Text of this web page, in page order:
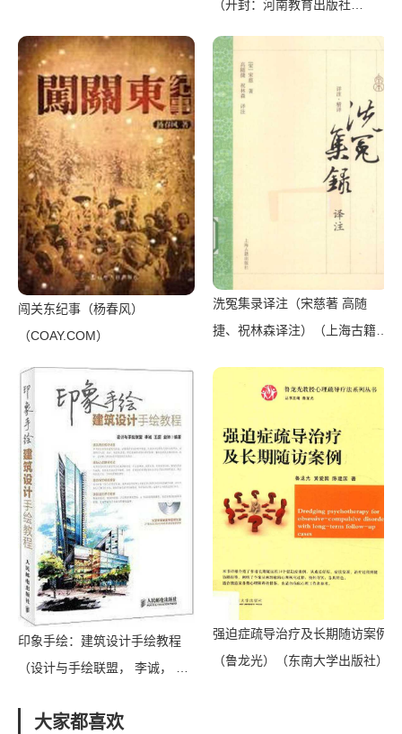
（开封：河南教育出版社
闯关东纪事（杨春风）
（COAY.COM）
洗冤集录译注（宋慈著 高随
捷、祝林森译注）（上海古籍出
印象手绘：建筑设计手绘教程
（设计与手绘联盟， 李诚， 王
社 2013）
强迫症疏导治疗及长期随访案例
（鲁龙光）（东南大学出版社）
大家都喜欢